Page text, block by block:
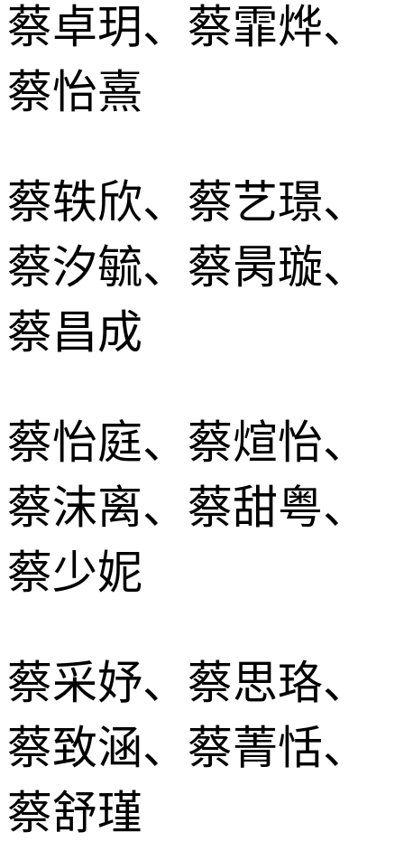
蔡卓玥、蔡霏烨、
蔡怡熹
蔡轶欣、蔡艺璟、
蔡汐毓、蔡昺璇、
蔡昌成
蔡怡庭、蔡煊怡、
蔡沫离、蔡甜粤、
蔡少妮
蔡采妤、蔡思珞、
蔡致涵、蔡菁恬、
蔡舒瑾